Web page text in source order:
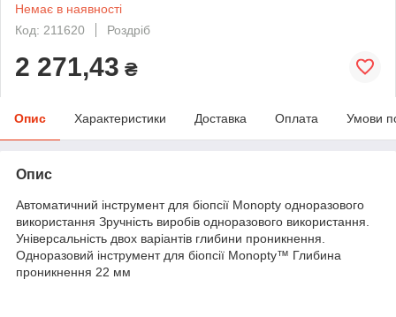
Немає в наявності
Код: 211620
Роздріб
2 271,43 ₴
Опис Характеристики Доставка Оплата Умови
Опис
Автоматичний інструмент для біопсії Monopty одноразового
використання Зручність виробів одноразового використання.
Універсальність двох варіантів глибини проникнення.
Одноразовий інструмент для біопсії Monopty™ Глибина
проникнення 22 мм